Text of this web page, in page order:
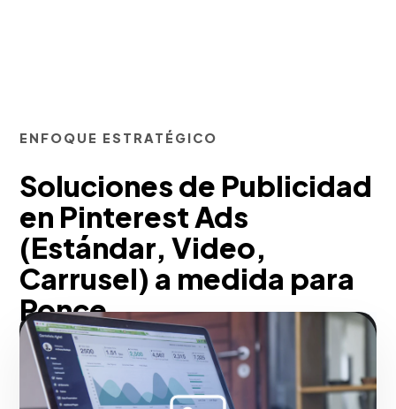
ENFOQUE ESTRATÉGICO
Soluciones de Publicidad
en Pinterest Ads
(Estándar, Video,
Carrusel) a medida para
Ponce
Trabajando junto a ti, estructuramos
campañas en la red de descubrimiento